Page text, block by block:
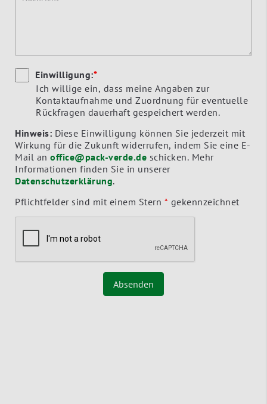
Einwilligung:*
Ich willige ein, dass meine Angaben zur
Kontaktaufnahme und Zuordnung für eventuelle
Rückfragen dauerhaft gespeichert werden.
Hinweis: Diese Einwilligung können Sie jederzeit mit
Wirkung für die Zukunft widerrufen, indem Sie eine E-
Mail an office@pack-verde.de
Informationen finden Sie in unserer
Datenschutzerklärung.
Pflichtfelder sind mit einem Stern * gekennzeichnet
Absenden